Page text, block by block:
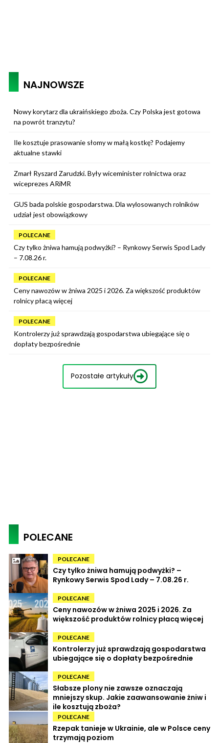
NAJNOWSZE
Nowy korytarz dla ukraińskiego zboża. Czy Polska jest gotowa
na powrót tranzytu?
Ile kosztuje prasowanie słomy w małą kostkę? Podajemy
aktualne stawki
Zmarł Ryszard Zarudzki. Były wiceminister rolnictwa oraz
wiceprezes ARiMR
GUS bada polskie gospodarstwa. Dla wylosowanych rolników
udział jest obowiązkowy
POLECANE
Czy tylko żniwa hamują podwyżki? – Rynkowy Serwis Spod Lady
– 7.08.26 r.
POLECANE
Ceny nawozów w żniwa 2025 i 2026. Za większość produktów
rolnicy płacą więcej
POLECANE
Kontrolerzy już sprawdzają gospodarstwa ubiegające się o
dopłaty bezpośrednie
Pozostałe artykuły
POLECANE
POLECANE
Czy tylko żniwa hamują podwyżki? –
Rynkowy Serwis Spod Lady – 7.08.26 r.
POLECANE
Ceny nawozów w żniwa 2025 i 2026. Za
większość produktów rolnicy płacą więcej
POLECANE
Kontrolerzy już sprawdzają gospodarstwa
ubiegające się o dopłaty bezpośrednie
POLECANE
Słabsze plony nie zawsze oznaczają
mniejszy skup. Jakie zaawansowanie żniw i
ile kosztują zboża?
POLECANE
Rzepak tanieje w Ukrainie, ale w Polsce ceny
trzymają poziom